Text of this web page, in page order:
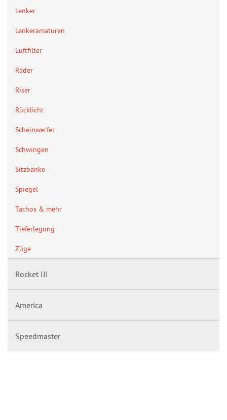
Lenker
Lenkeramaturen
Luftfilter
Räder
Riser
Rücklicht
Scheinwerfer
Schwingen
Sitzbänke
Spiegel
Tachos & mehr
Tieferlegung
Züge
Rocket III
America
Speedmaster